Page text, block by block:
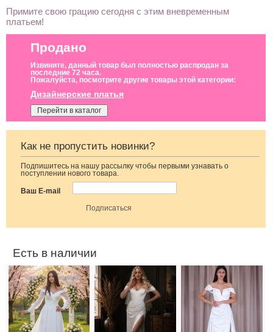
Примите свою грацию сегодня с этим вневременным
платьем!
Продано
Извините, данный товар был полностью распродан за
последние 72 часа.
Пожалуйста, посмотрите другие товары этой категории:
Дизайнерские платья
Перейти в каталог
Как не пропустить новинки?
Подпишитесь на нашу рассылку чтобы первыми узнавать о
поступлении нового товара.
Ваш E-mail
Есть в наличии
Свадебное
длинное
атласное
корсетное
Белое свадебное
длинное платье
корсетом и
дополнительной
Белое свадебное